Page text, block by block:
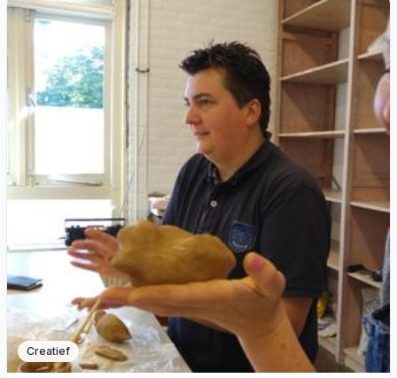
Creatief